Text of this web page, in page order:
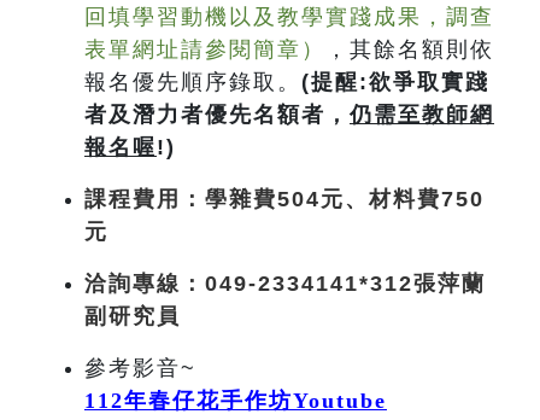
回填學習動機以及教學實踐成果，調查
表單網址請參閱簡章）
，其餘名額則依
報名優先順序錄取。 (提醒:欲爭取實踐
者及潛力者優先名額者， 仍需至教師網
報名喔!)
課程費用： 學雜費504元 、材料費750
元
洽詢專線：049-2334141*312張萍蘭
副研究員
參考影音~
112年春仔花手作坊Youtube